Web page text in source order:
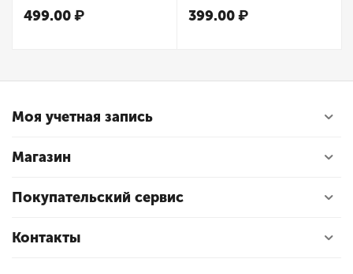
37мл, туба, оранжевый
499.00₽ 399.00₽
Моя учетная запись
Магазин
Покупательский сервис
Контакты